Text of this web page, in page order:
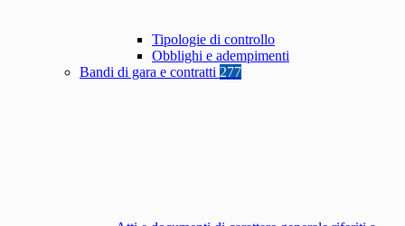
Tipologie di controllo
Obblighi e adempimenti
Bandi di gara e contratti 277